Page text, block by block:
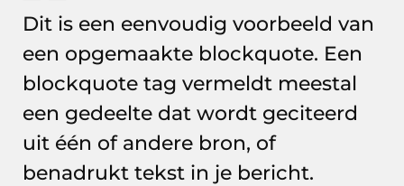
Dit is een eenvoudig voorbeeld van
een opgemaakte blockquote. Een
blockquote tag vermeldt meestal
een gedeelte dat wordt geciteerd
uit één of andere bron, of
benadrukt tekst in je bericht.